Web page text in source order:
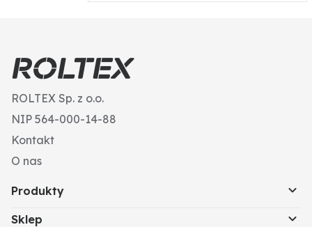
ROLTEX Sp. z o.o.
NIP 564-000-14-88
Kontakt
O nas
Produkty
Sklep